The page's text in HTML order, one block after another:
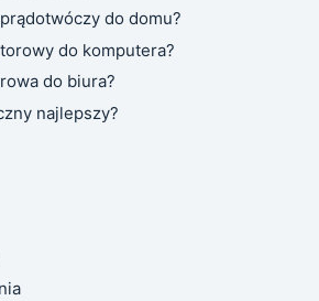
do domu?
do komputera?
do biura?
najlepszy?